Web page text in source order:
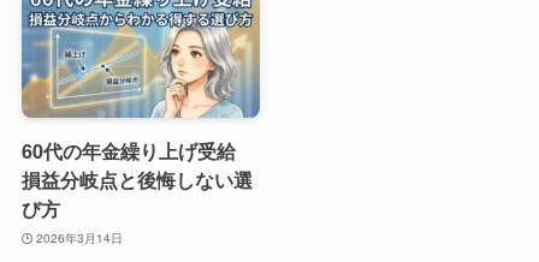
60代の年金繰り上げ受給
損益分岐点と後悔しない選
び方
2026年3月14日